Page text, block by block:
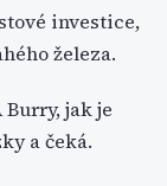
investice,
železa.
jak je
a čeká.